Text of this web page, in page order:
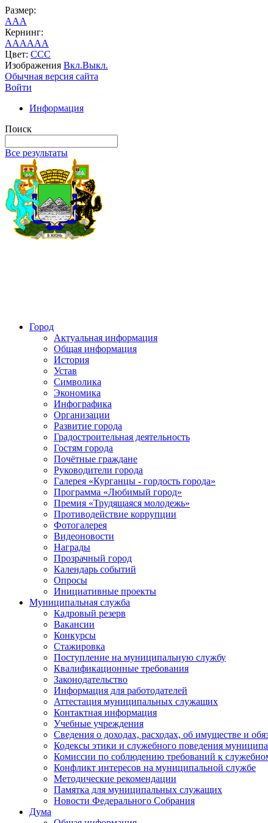
Размер:
AAA
Кернинг:
AAAAAA
Цвет: CCC
Изображения Вкл.Выкл.
Обычная версия сайта
Войти
Информация
Поиск
Все результаты
Город
Актуальная информация
Общая информация
История
Устав
Символика
Экономика
Инфографика
Организации
Развитие города
Градостроительная деятельность
Гостям города
Почётные граждане
Руководители города
Галерея «Курганцы - гордость города»
Программа «Любимый город»
Премия «Трудящаяся молодежь»
Противодействие коррупции
Фотогалерея
Видеоновости
Награды
Прозрачный город
Календарь событий
Опросы
Инициативные проекты
Муниципальная служба
Кадровый резерв
Вакансии
Конкурсы
Стажировка
Поступление на муниципальную службу
Квалификационные требования
Законодательство
Информация для работодателей
Аттестация муниципальных служащих
Контактная информация
Учебные учреждения
Сведения о доходах, расходах, об имуществе и
Кодексы этики и служебного поведения
Комиссии по соблюдению требований к
Конфликт интересов на муниципальной службе
Методические рекомендации
Памятка для муниципальных служащих
Новости Федерального Cобрания
Дума